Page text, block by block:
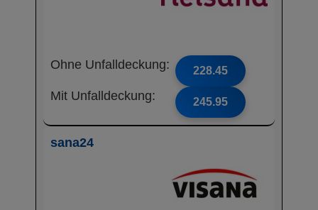
Ohne Unfalldeckung: 228.45
Mit Unfalldeckung: 245.95
sana24